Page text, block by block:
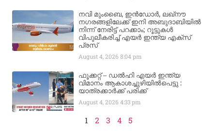
നവി മുംബൈ, ഇൻഡോർ, ലഖ്നൗ
നഗരങ്ങളിലേക്ക് ഇനി അബുദാബിയിൽ
നിന്ന് നേരിട്ട് പറക്കാം; റൂട്ടുകൾ
വിപുലീകരിച്ച് എയർ ഇന്ത്യ എക്സ്
പ്രസ്
August 4, 20268:04 pm
ഫൂക്കറ്റ് – ഡൽഹി എയര്‍ ഇന്ത്യ
വിമാനം ആകാശച്ചുഴിയില്‍പെട്ടു :
യാത്രക്കാര്‍ക്ക് പരിക്ക്
August 4, 20264:33 pm
1 2 3 4 5